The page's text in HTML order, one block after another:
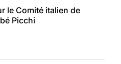
le Comité italien de
Picchi